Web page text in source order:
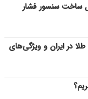
ساخت سنسور فشار
در ایران و ویژگی‌های